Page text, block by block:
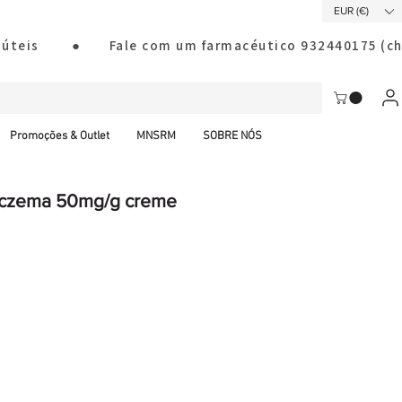
EUR (€)
úteis        ●       Fale com um farmacéutico
Promoções & Outlet MNSRM SOBRE NÓS
50mg/g creme